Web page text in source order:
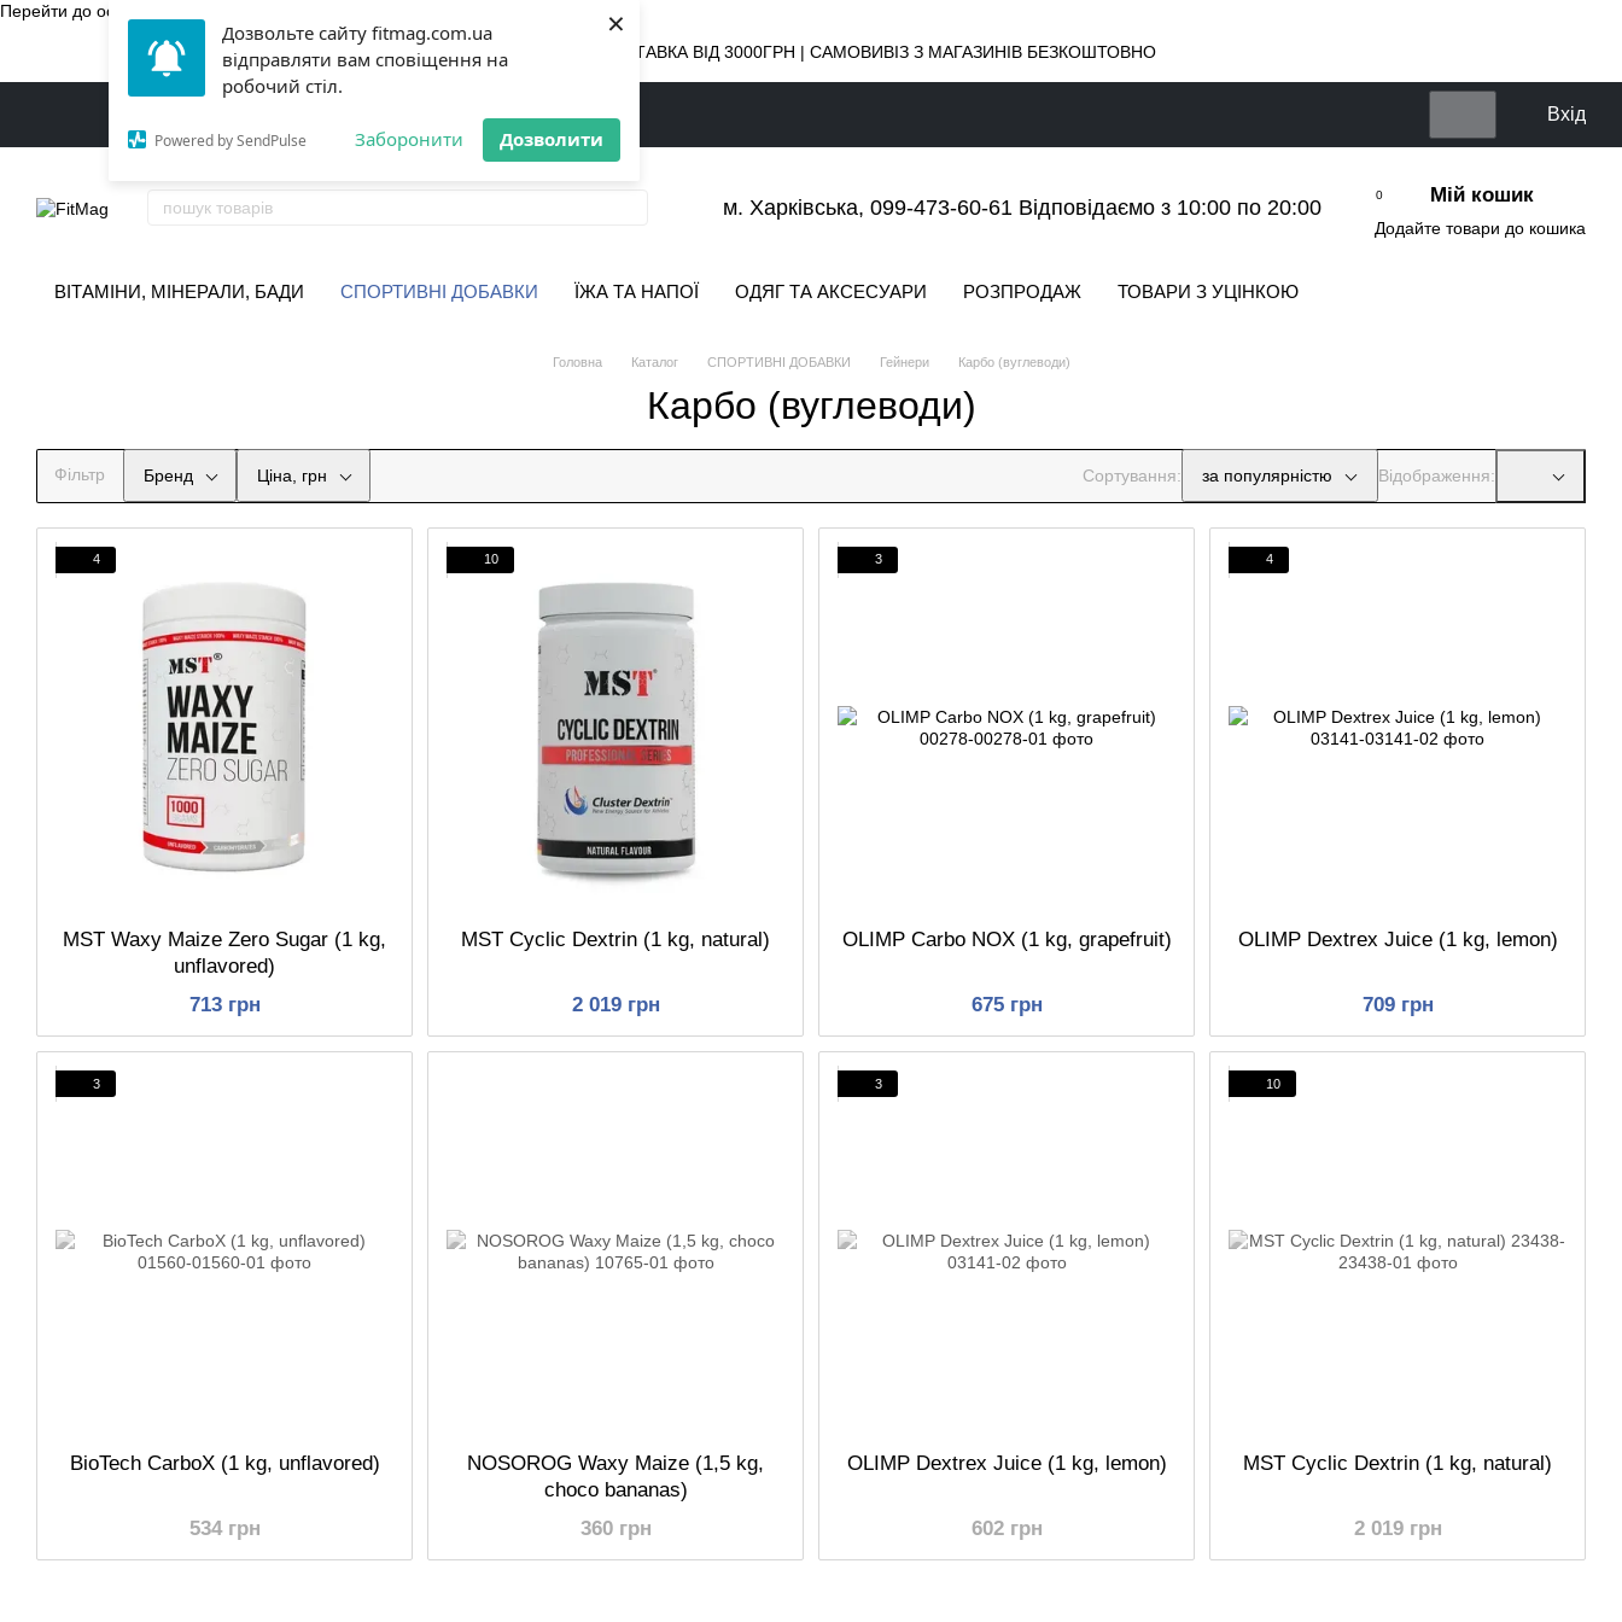
Дозвольте сайту fitmag.com.ua
відправляти вам сповіщення на
робочий стіл.
Powered by SendPulse Заборонити Дозволити
×
Перейти до основного контенту
БЕЗКОШТОВНА ДОСТАВКА ВІД 3000ГРН | САМОВИВІЗ З МАГАЗИНІВ БЕЗКОШТОВНО
Вхід
м. Харківська, 099-473-60-61 Відповідаємо з 10:00 по 20:00
0 Мій кошик
Додайте товари до кошика
ВІТАМІНИ, МІНЕРАЛИ, БАДИ СПОРТИВНІ ДОБАВКИ ЇЖА ТА НАПОЇ ОДЯГ ТА АКСЕСУАРИ РОЗПРОДАЖ ТОВАРИ З УЦІНКОЮ
Головна Каталог СПОРТИВНІ ДОБАВКИ Гейнери Карбо (вуглеводи)
Карбо (вуглеводи)
Фільтр Бренд Ціна, грн Сортування: за популярністю Відображення:
4
MST Waxy Maize Zero Sugar (1 kg,
unflavored)
713 грн
10
MST Cyclic Dextrin (1 kg, natural)
2 019 грн
3
OLIMP Carbo NOX (1 kg, grapefruit)
675 грн
4
OLIMP Dextrex Juice (1 kg, lemon)
709 грн
3
BioTech CarboX (1 kg, unflavored)
534 грн
NOSOROG Waxy Maize (1,5 kg,
choco bananas)
360 грн
3
OLIMP Dextrex Juice (1 kg, lemon)
602 грн
10
MST Cyclic Dextrin (1 kg, natural)
2 019 грн